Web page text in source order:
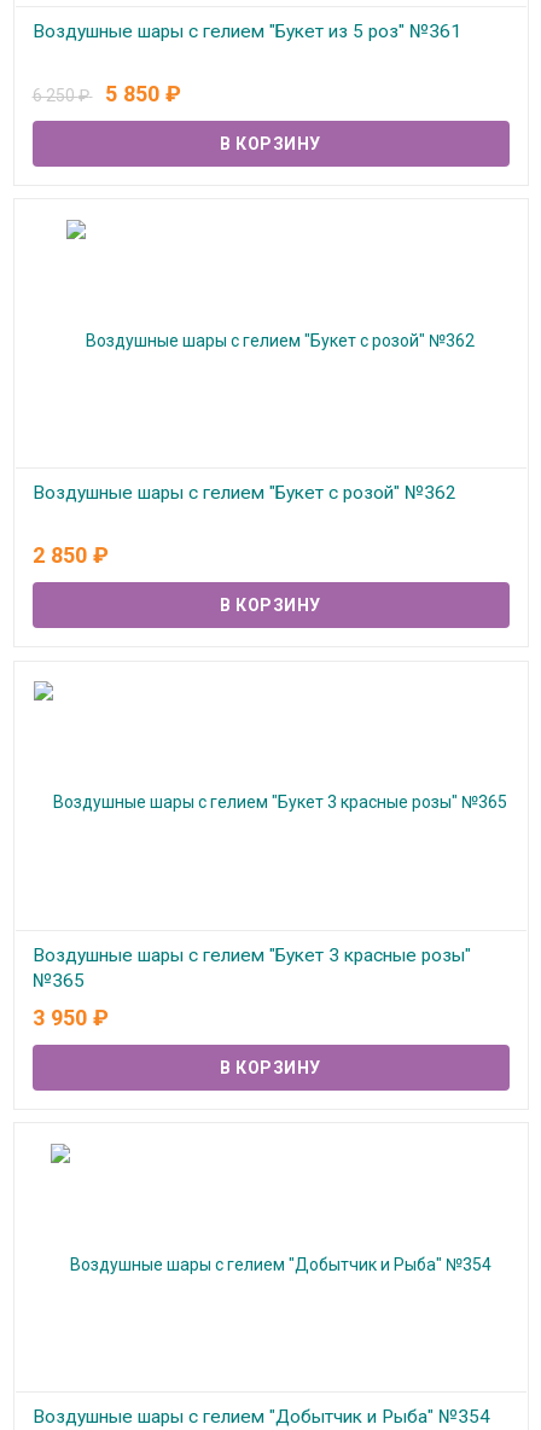
Воздушные шары с гелием "Букет из 5 роз" №361
6 250₽ 5 850 ₽
Воздушные шары с гелием "Букет с розой" №362
2 850 ₽
Воздушные шары с гелием "Букет 3 красные розы"
№365
В наличии
3 950 ₽
Воздушные шары с гелием "Добытчик и Рыба" №354